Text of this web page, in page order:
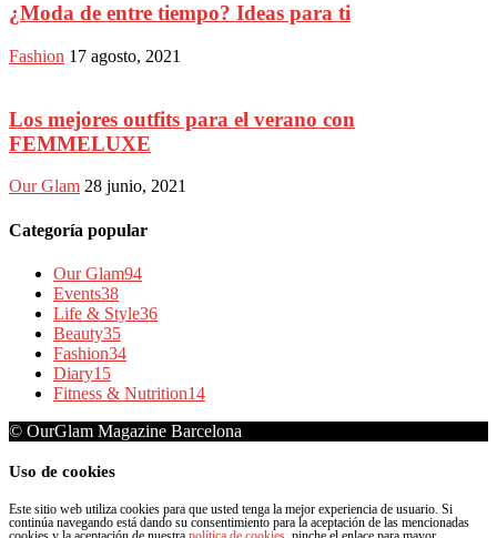
¿Moda de entre tiempo? Ideas para ti
Fashion 17 agosto, 2021
Los mejores outfits para el verano con
FEMMELUXE
Our Glam 28 junio, 2021
Categoría popular
Our Glam94
Events38
Life & Style36
Beauty35
Fashion34
Diary15
Fitness & Nutrition14
© OurGlam Magazine Barcelona
Uso de cookies
Este sitio web utiliza cookies para que usted tenga la mejor experiencia de usuario. Si
continúa navegando está dando su consentimiento para la aceptación de las mencionadas